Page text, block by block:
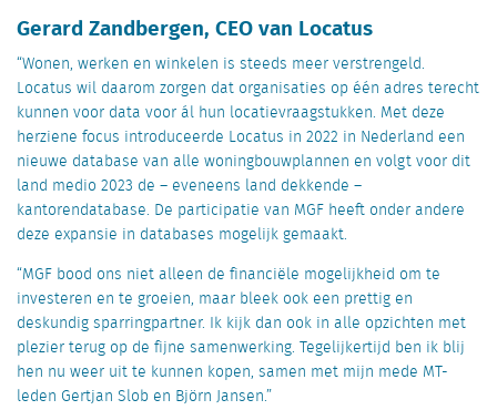
Gerard Zandbergen, CEO van Locatus
“Wonen, werken en winkelen is steeds meer verstrengeld.
Locatus wil daarom zorgen dat organisaties op één adres terecht
kunnen voor data voor ál hun locatievraagstukken. Met deze
herziene focus introduceerde Locatus in 2022 in Nederland een
nieuwe database van alle woningbouwplannen en volgt voor dit
land medio 2023 de – eveneens land dekkende –
kantorendatabase. De participatie van MGF heeft onder andere
deze expansie in databases mogelijk gemaakt.
“MGF bood ons niet alleen de financiële mogelijkheid om te
investeren en te groeien, maar bleek ook een prettig en
deskundig sparringpartner. Ik kijk dan ook in alle opzichten met
plezier terug op de fijne samenwerking. Tegelijkertijd ben ik blij
hen nu weer uit te kunnen kopen, samen met mijn mede MT-
leden Gertjan Slob en Björn Jansen.”